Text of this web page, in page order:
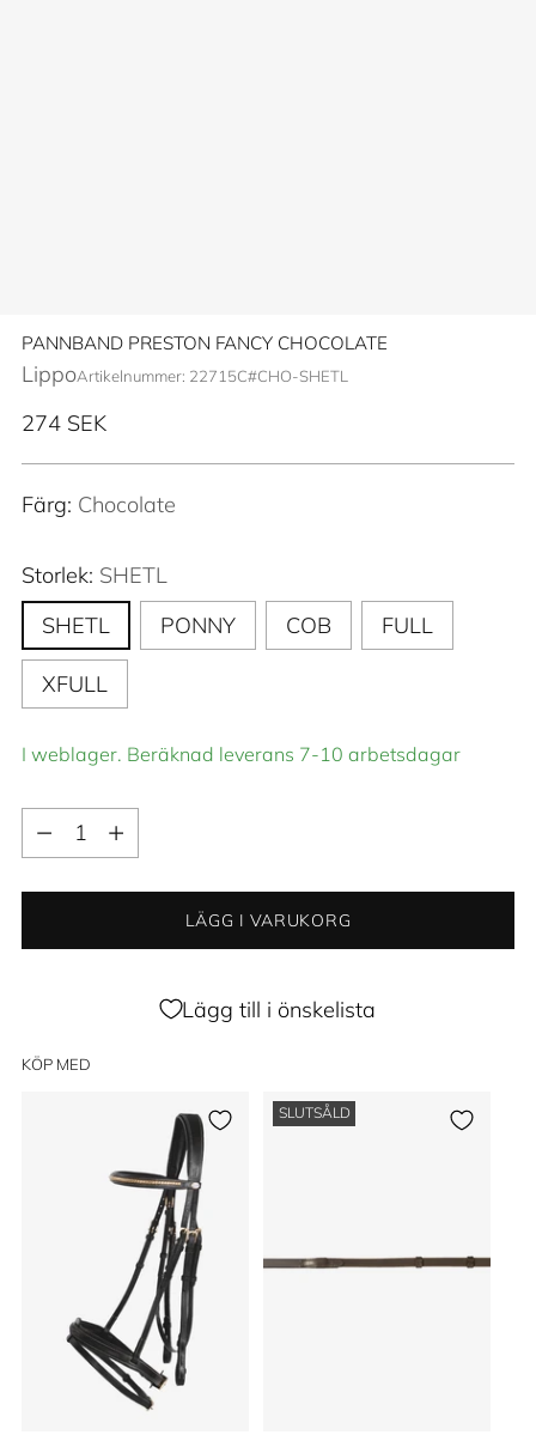
PANNBAND PRESTON FANCY CHOCOLATE
LippoArtikelnummer: 22715C#CHO-SHETL
Ordinarie
274 SEK
Färg: Chocolate
Storlek: SHETL
SHETL
PONNY COB FULL
XFULL
I weblager. Beräknad leverans 7-10 arbetsdagar
Kvantitet
Kvantitet
LÄGG I VARUKORG
Lägg till i önskelista
KÖP MED
SLUTSÅLD